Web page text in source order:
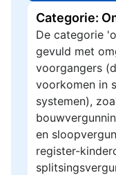
Categorie:
De categorie
gevuld met
voorgangers
voorkomen in
systemen),
en
register-